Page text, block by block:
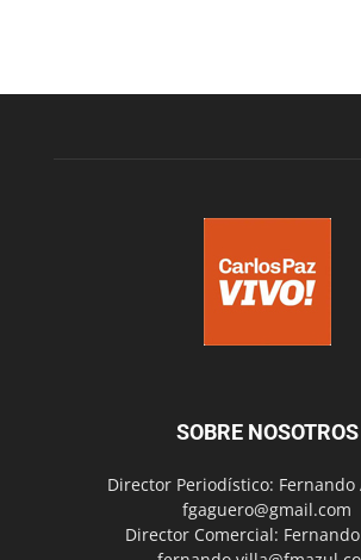
SOBRE NOSOTROS
Director Periodístico: Fernando
fgaguero@gmail.com
Director Comercial: